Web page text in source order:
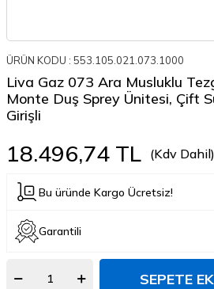
ÜRÜN KODU : 553.105.021.073.1000
Liva Gaz 073 Ara Musluklu
Monte Duş Sprey Ünitesi, Çift
Girişli
18.496,74 TL (Kdv Dahil)
Bu üründe Kargo Ücretsiz!
Garantili
SEPETE